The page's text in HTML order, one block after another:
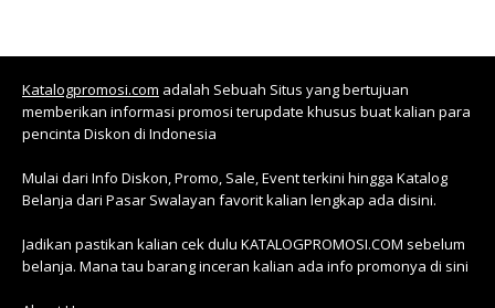
Katalogpromosi.com adalah Sebuah Situs yang bertujuan
memberikan informasi promosi terupdate khusus buat kalian para
pencinta Diskon di Indonesia
Mulai dari Info Diskon, Promo, Sale, Event terkini hingga Katalog
Belanja dari Pasar Swalayan favorit kalian lengkap ada disini.
Jadikan pastikan kalian cek dulu KATALOGPROMOSI.COM sebelum
belanja. Mana tau barang inceran kalian ada info promonya di sini